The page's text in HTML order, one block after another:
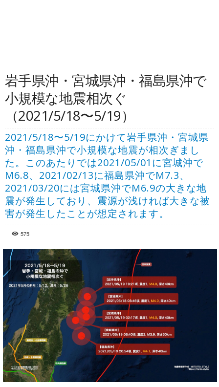
岩手県沖・宮城県沖・福島県沖で
小規模な地震相次ぐ
（2021/5/18〜5/19）
2021/5/18〜5/19にかけて岩手県沖・宮城県
沖・福島県沖で小規模な地震が相次ぎまし
た。このあたりでは2021/05/01に宮城沖で
M6.8、2021/02/13に福島県沖でM7.3、
2021/03/20には宮城県沖でM6.9の大きな地
震が発生しており、震源が浅ければ大きな被
害が発生したことが想定されます。
575